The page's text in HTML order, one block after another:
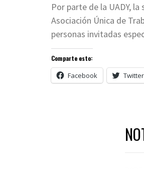
Por parte de la UADY,
Asociación Única de
personas invitadas
Comparte esto:
Facebook Twitter